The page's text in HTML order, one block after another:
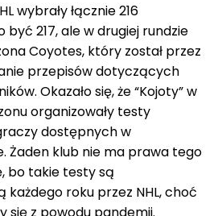
wybrały łącznie 216
być 217, ale w drugiej rundzie
Coyotes, który został przez
przepisów dotyczących
Okazało się, że “Kojoty” w
organizowały testy
dostępnych w
Żaden klub nie ma prawa tego
bo takie testy są
każdego roku przez NHL, choć
się z powodu pandemii.